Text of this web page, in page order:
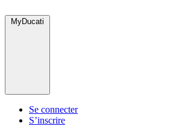
MyDucati
Se connecter
S’inscrire